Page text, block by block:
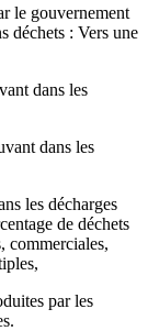
le gouvernement
déchets : Vers une
dans les
dans les
les décharges
de déchets
commerciales,
par les